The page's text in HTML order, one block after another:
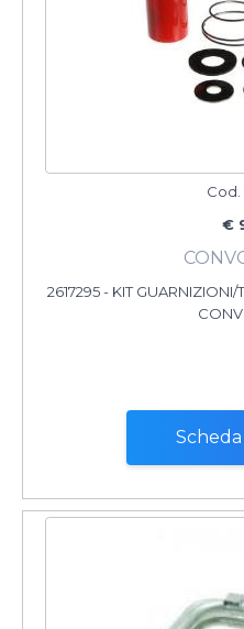
Cod.
€
2617295 - KIT